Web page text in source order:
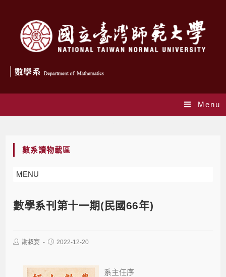
Menu
數系讀物載區
MENU
數學系刊第十一期(民國66年)
謝叔宴 2022-12-20
系主任序